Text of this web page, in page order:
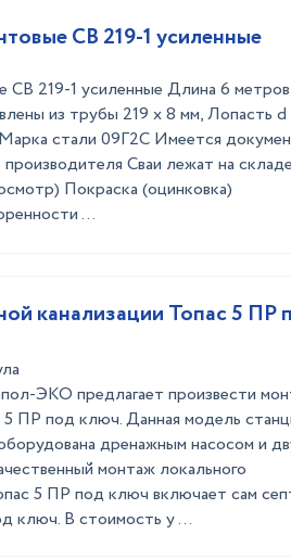
СВ 219-1 усиленные
СВ 219-1 усиленные Длина 6
из трубы 219 х 8 мм, Лопасть
стали 09Г2С Имеется
Сваи лежат на
Покраска (оцинковка)
...
канализации Топас 5 ПР
ЭКО предлагает произвести
5 ПР под ключ. Данная модель
дренажным насосом и
монтаж локального
5 ПР под ключ включает сам
ключ. В стоимость у ...